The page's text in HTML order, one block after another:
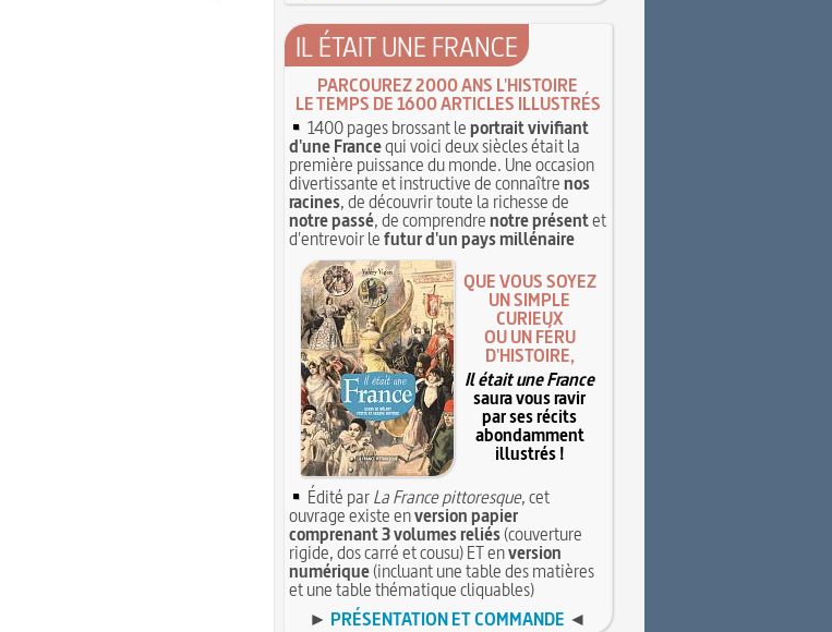
IL ÉTAIT UNE FRANCE
PARCOUREZ 2000 ANS L'HISTOIRE
LE TEMPS DE 1600 ARTICLES ILLUSTRÉS
1400 pages brossant leportrait vivifiant
d'une Francequi voici deux siècles était la
première puissance du monde. Une occasion
divertissante et instructive de connaîtrenos
racines, de découvrir toute la richesse de
notre passé, de comprendrenotre présentet
d'entrevoir lefutur d'un pays millénaire
QUE VOUS SOYEZ
UN SIMPLE
CURIEUX
OU UN FÉRU
D'HISTOIRE,
Il était une France
saura vous ravir
par ses récits
abondamment
illustrés !
Édité parLa France pittoresque, cet
ouvrage existe enversion papier
comprenant 3 volumes reliés(couverture
rigide, dos carré et cousu) ET enversion
numérique(incluant une table des matières
et une table thématique cliquables)
► PRÉSENTATION ET COMMANDE ◄